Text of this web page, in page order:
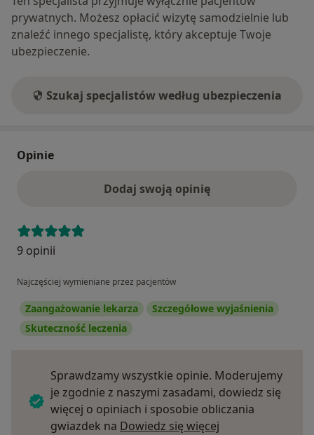
prywatnych. Możesz opłacić wizytę samodzielnie lub
znaleźć innego specjalistę, który akceptuje Twoje
ubezpieczenie.
Szukaj specjalistów według ubezpieczenia
Opinie
Dodaj swoją opinię
9 opinii
Najczęściej wymieniane przez pacjentów
Zaangażowanie lekarza
Szczegółowe wyjaśnienia
Skuteczność leczenia
Sprawdzamy wszystkie opinie. Moderujemy
je zgodnie z naszymi zasadami, dowiedz się
więcej o opiniach i sposobie obliczania
gwiazdek na Dowiedz się więcej